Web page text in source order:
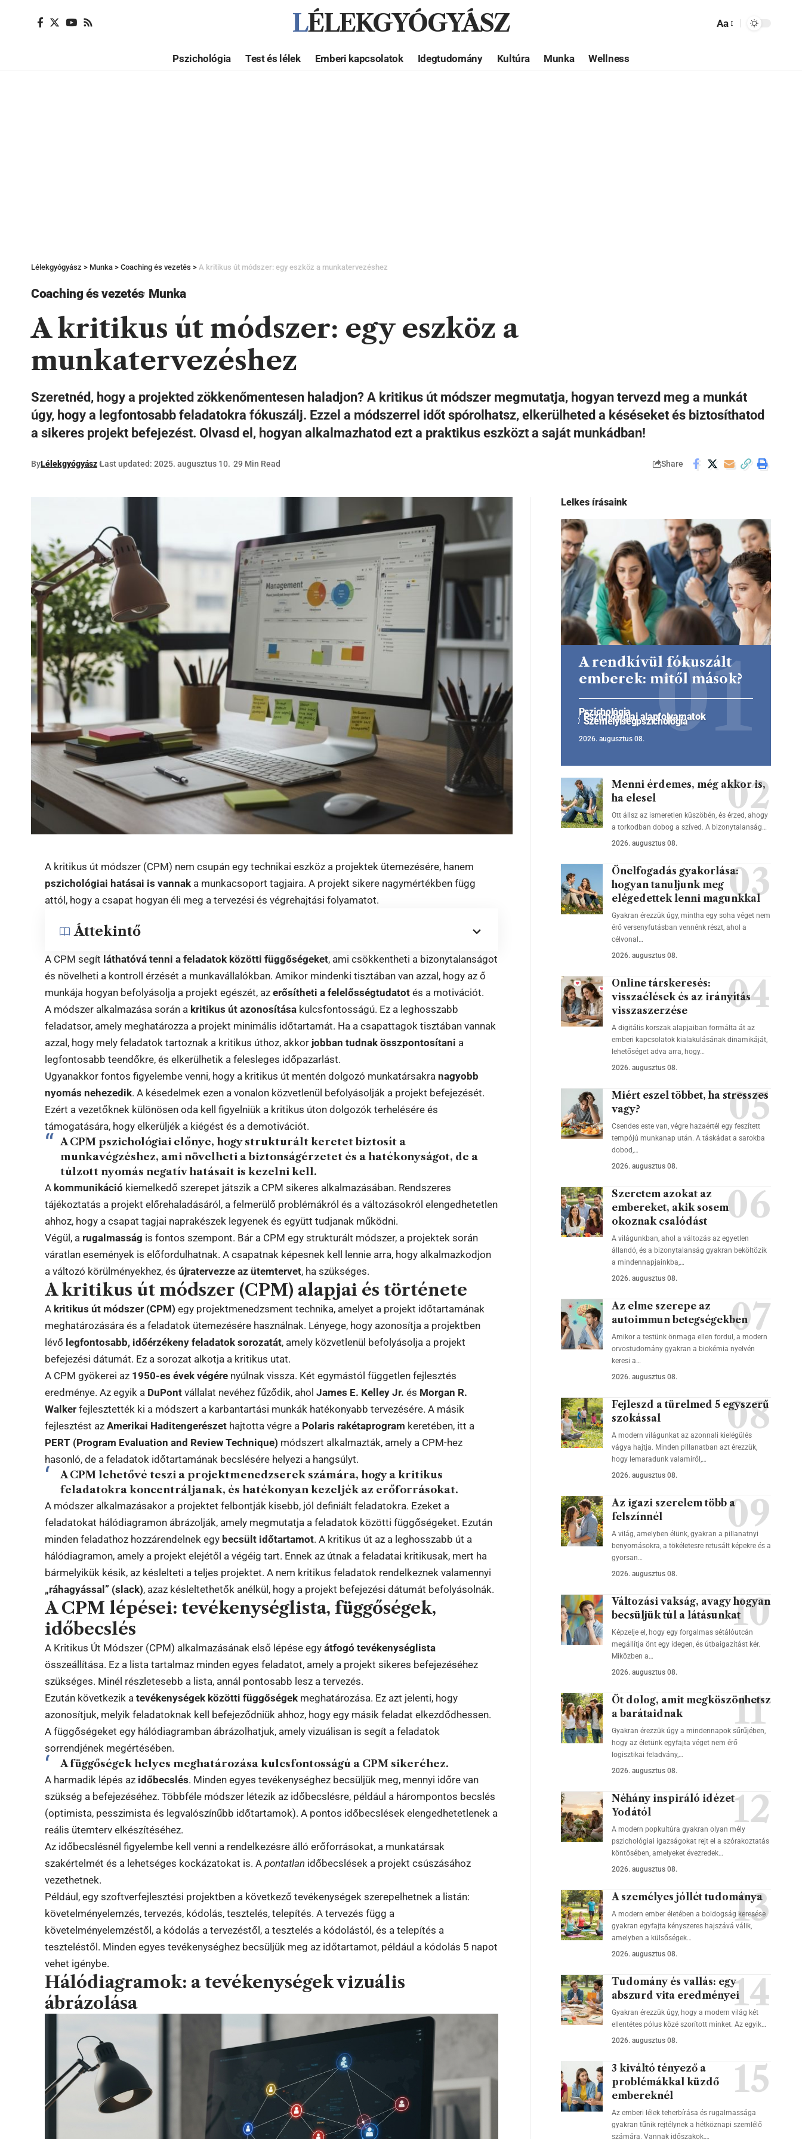
LÉLEKGYÓGYÁSZ Aa
Pszichológia Test és lélek Emberi kapcsolatok Idegtudomány Kultúra Munka Wellness
Lélekgyógyász > Munka > Coaching és vezetés > A kritikus út módszer: egy eszköz a munkatervezéshez
Coaching és vezetés Munka
A kritikus út módszer: egy eszköz a
munkatervezéshez
Szeretnéd, hogy a projekted zökkenőmentesen haladjon? A kritikus út módszer megmutatja, hogyan tervezd meg a munkát
úgy, hogy a legfontosabb feladatokra fókuszálj. Ezzel a módszerrel időt spórolhatsz, elkerülheted a késéseket és biztosíthatod
a sikeres projekt befejezést. Olvasd el, hogyan alkalmazhatod ezt a praktikus eszközt a saját munkádban!
ByLélekgyógyász Last updated: 2025. augusztus 10. 29 Min Read Share
A kritikus út módszer (CPM) nem csupán egy technikai eszköz a projektek ütemezésére, hanem
pszichológiai hatásai is vannak a munkacsoport tagjaira. A projekt sikere nagymértékben függ
attól, hogy a csapat hogyan éli meg a tervezési és végrehajtási folyamatot.
Áttekintő
A CPM segít láthatóvá tenni a feladatok közötti függőségeket, ami csökkentheti a bizonytalanságot
és növelheti a kontroll érzését a munkavállalókban. Amikor mindenki tisztában van azzal, hogy az ő
munkája hogyan befolyásolja a projekt egészét, azerősítheti a felelősségtudatot és a motivációt.
A módszer alkalmazása során a kritikus út azonosítása kulcsfontosságú. Ez a leghosszabb
feladatsor, amely meghatározza a projekt minimális időtartamát. Ha a csapattagok tisztában vannak
azzal, hogy mely feladatok tartoznak a kritikus úthoz, akkor jobban tudnak összpontosítani a
legfontosabb teendőkre, és elkerülhetik a felesleges időpazarlást.
Ugyanakkor fontos figyelembe venni, hogy a kritikus út mentén dolgozó munkatársakranagyobb
nyomás nehezedik. A késedelmek ezen a vonalon közvetlenül befolyásolják a projekt befejezését.
Ezért a vezetőknek különösen oda kell figyelniük a kritikus úton dolgozók terhelésére és
támogatására, hogy elkerüljék a kiégést és a demotivációt.
A CPM pszichológiai előnye, hogy strukturált keretet biztosít a
munkavégzéshez, ami növelheti a biztonságérzetet és a hatékonyságot, de a
túlzott nyomás negatív hatásait is kezelni kell.
A kommunikáció kiemelkedő szerepet játszik a CPM sikeres alkalmazásában. Rendszeres
tájékoztatás a projekt előrehaladásáról, a felmerülő problémákról és a változásokról elengedhetetlen
ahhoz, hogy a csapat tagjai naprakészek legyenek és együtt tudjanak működni.
Végül, a rugalmasság is fontos szempont. Bár a CPM egy strukturált módszer, a projektek során
váratlan események is előfordulhatnak. A csapatnak képesnek kell lennie arra, hogy alkalmazkodjon
a változó körülményekhez, ésújratervezze az ütemtervet, ha szükséges.
A kritikus út módszer (CPM) alapjai és története
A kritikus út módszer (CPM) egy projektmenedzsment technika, amelyet a projekt időtartamának
meghatározására és a feladatok ütemezésére használnak. Lényege, hogy azonosítja a projektben
lévő legfontosabb, időérzékeny feladatok sorozatát, amely közvetlenül befolyásolja a projekt
befejezési dátumát. Ez a sorozat alkotja a kritikus utat.
A CPM gyökerei az 1950-es évek végére nyúlnak vissza. Két egymástól független fejlesztés
eredménye. Az egyik a DuPont vállalat nevéhez fűződik, aholJames E. Kelley Jr. és Morgan R.
Walker fejlesztették ki a módszert a karbantartási munkák hatékonyabb tervezésére. A másik
fejlesztést azAmerikai Haditengerészet hajtotta végre a Polaris rakétaprogram keretében, itt a
PERT (Program Evaluation and Review Technique) módszert alkalmazták, amely a CPM-hez
hasonló, de a feladatok időtartamának becslésére helyezi a hangsúlyt.
A CPM lehetővé teszi a projektmenedzserek számára, hogy a kritikus
feladatokra koncentráljanak, és hatékonyan kezeljék az erőforrásokat.
A módszer alkalmazásakor a projektet felbontják kisebb, jól definiált feladatokra. Ezeket a
feladatokat hálódiagramon ábrázolják, amely megmutatja a feladatok közötti függőségeket. Ezután
minden feladathoz hozzárendelnek egy becsült időtartamot. A kritikus út az a leghosszabb út a
hálódiagramon, amely a projekt elejétől a végéig tart. Ennek az útnak a feladatai kritikusak, mert ha
bármelyikük késik, az késlelteti a teljes projektet. A nem kritikus feladatok rendelkeznek valamennyi
„ráhagyással” (slack), azaz késleltethetők anélkül, hogy a projekt befejezési dátumát befolyásolnák.
A CPM lépései: tevékenységlista, függőségek,
időbecslés
A Kritikus Út Módszer (CPM) alkalmazásának első lépése egyátfogó tevékenységlista
összeállítása. Ez a lista tartalmaz minden egyes feladatot, amely a projekt sikeres befejezéséhez
szükséges. Minél részletesebb a lista, annál pontosabb lesz a tervezés.
Ezután következik atevékenységek közötti függőségek meghatározása. Ez azt jelenti, hogy
azonosítjuk, melyik feladatoknak kell befejeződniük ahhoz, hogy egy másik feladat elkezdődhessen.
A függőségeket egy hálódiagramban ábrázolhatjuk, amely vizuálisan is segít a feladatok
sorrendjének megértésében.
A függőségek helyes meghatározása kulcsfontosságú a CPM sikeréhez.
A harmadik lépés az időbecslés. Minden egyes tevékenységhez becsüljük meg, mennyi időre van
szükség a befejezéséhez. Többféle módszer létezik az időbecslésre, például a hárompontos becslés
(optimista, pesszimista és legvalószínűbb időtartamok). A pontos időbecslések elengedhetetlenek a
reális ütemterv elkészítéséhez.
Az időbecslésnél figyelembe kell venni a rendelkezésre álló erőforrásokat, a munkatársak
szakértelmét és a lehetséges kockázatokat is. Apontatlan időbecslések a projekt csúszásához
vezethetnek.
Például, egy szoftverfejlesztési projektben a következő tevékenységek szerepelhetnek a listán:
követelményelemzés, tervezés, kódolás, tesztelés, telepítés. A tervezés függ a
követelményelemzéstől, a kódolás a tervezéstől, a tesztelés a kódolástól, és a telepítés a
teszteléstől. Minden egyes tevékenységhez becsüljük meg az időtartamot, például a kódolás 5 napot
vehet igénybe.
Hálódiagramok: a tevékenységek vizuális
ábrázolása
Lelkes írásaink
A rendkívül fókuszált
emberek: mitől mások?
Pszichológia
Pszichológiai alapfolyamatok
Személyiségpszichológia
2026. augusztus 08.
Menni érdemes, még akkor is,
ha elesel
Ott állsz az ismeretlen küszöbén, és érzed, ahogy
a torkodban dobog a szíved. A bizonytalanság…
2026. augusztus 08.
Önelfogadás gyakorlása:
hogyan tanuljunk meg
elégedettek lenni magunkkal
Gyakran érezzük úgy, mintha egy soha véget nem
érő versenyfutásban vennénk részt, ahol a
célvonal…
2026. augusztus 08.
Online társkeresés:
visszaélések és az irányítás
visszaszerzése
A digitális korszak alapjaiban formálta át az
emberi kapcsolatok kialakulásának dinamikáját,
lehetőséget adva arra, hogy…
2026. augusztus 08.
Miért eszel többet, ha stresszes
vagy?
Csendes este van, végre hazaértél egy feszített
tempójú munkanap után. A táskádat a sarokba
dobod,…
2026. augusztus 08.
Szeretem azokat az
embereket, akik sosem
okoznak csalódást
A világunkban, ahol a változás az egyetlen
állandó, és a bizonytalanság gyakran beköltözik
a mindennapjainkba,…
2026. augusztus 08.
Az elme szerepe az
autoimmun betegségekben
Amikor a testünk önmaga ellen fordul, a modern
orvostudomány gyakran a biokémia nyelvén
keresi a…
2026. augusztus 08.
Fejleszd a türelmed 5 egyszerű
szokással
A modern világunkat az azonnali kielégülés
vágya hajtja. Minden pillanatban azt érezzük,
hogy lemaradunk valamiről,…
2026. augusztus 08.
Az igazi szerelem több a
felszínnél
A világ, amelyben élünk, gyakran a pillanatnyi
benyomásokra, a tökéletesre retusált képekre és a
gyorsan…
2026. augusztus 08.
Változási vakság, avagy hogyan
becsüljük túl a látásunkat
Képzelje el, hogy egy forgalmas sétálóutcán
megállítja önt egy idegen, és útbaigazítást kér.
Miközben a…
2026. augusztus 08.
Öt dolog, amit megköszönhetsz
a barátaidnak
Gyakran érezzük úgy a mindennapok sűrűjében,
hogy az életünk egyfajta véget nem érő
logisztikai feladvány,…
2026. augusztus 08.
Néhány inspiráló idézet
Yodától
A modern popkultúra gyakran olyan mély
pszichológiai igazságokat rejt el a szórakoztatás
köntösében, amelyeket évezredek…
2026. augusztus 08.
A személyes jóllét tudománya
A modern ember életében a boldogság keresése
gyakran egyfajta kényszeres hajszává válik,
amelyben a külsőségek…
2026. augusztus 08.
Tudomány és vallás: egy
abszurd vita eredményei
Gyakran érezzük úgy, hogy a modern világ két
ellentétes pólus közé szorított minket. Az egyik…
2026. augusztus 08.
3 kiváltó tényező a
problémákkal küzdő
embereknél
Az emberi lélek teherbírása és rugalmassága
gyakran tűnik rejtélynek a hétköznapi szemlélő
számára. Vannak időszakok,…